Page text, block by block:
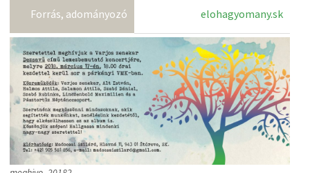
Forrás, adományozó elohagyomany.sk